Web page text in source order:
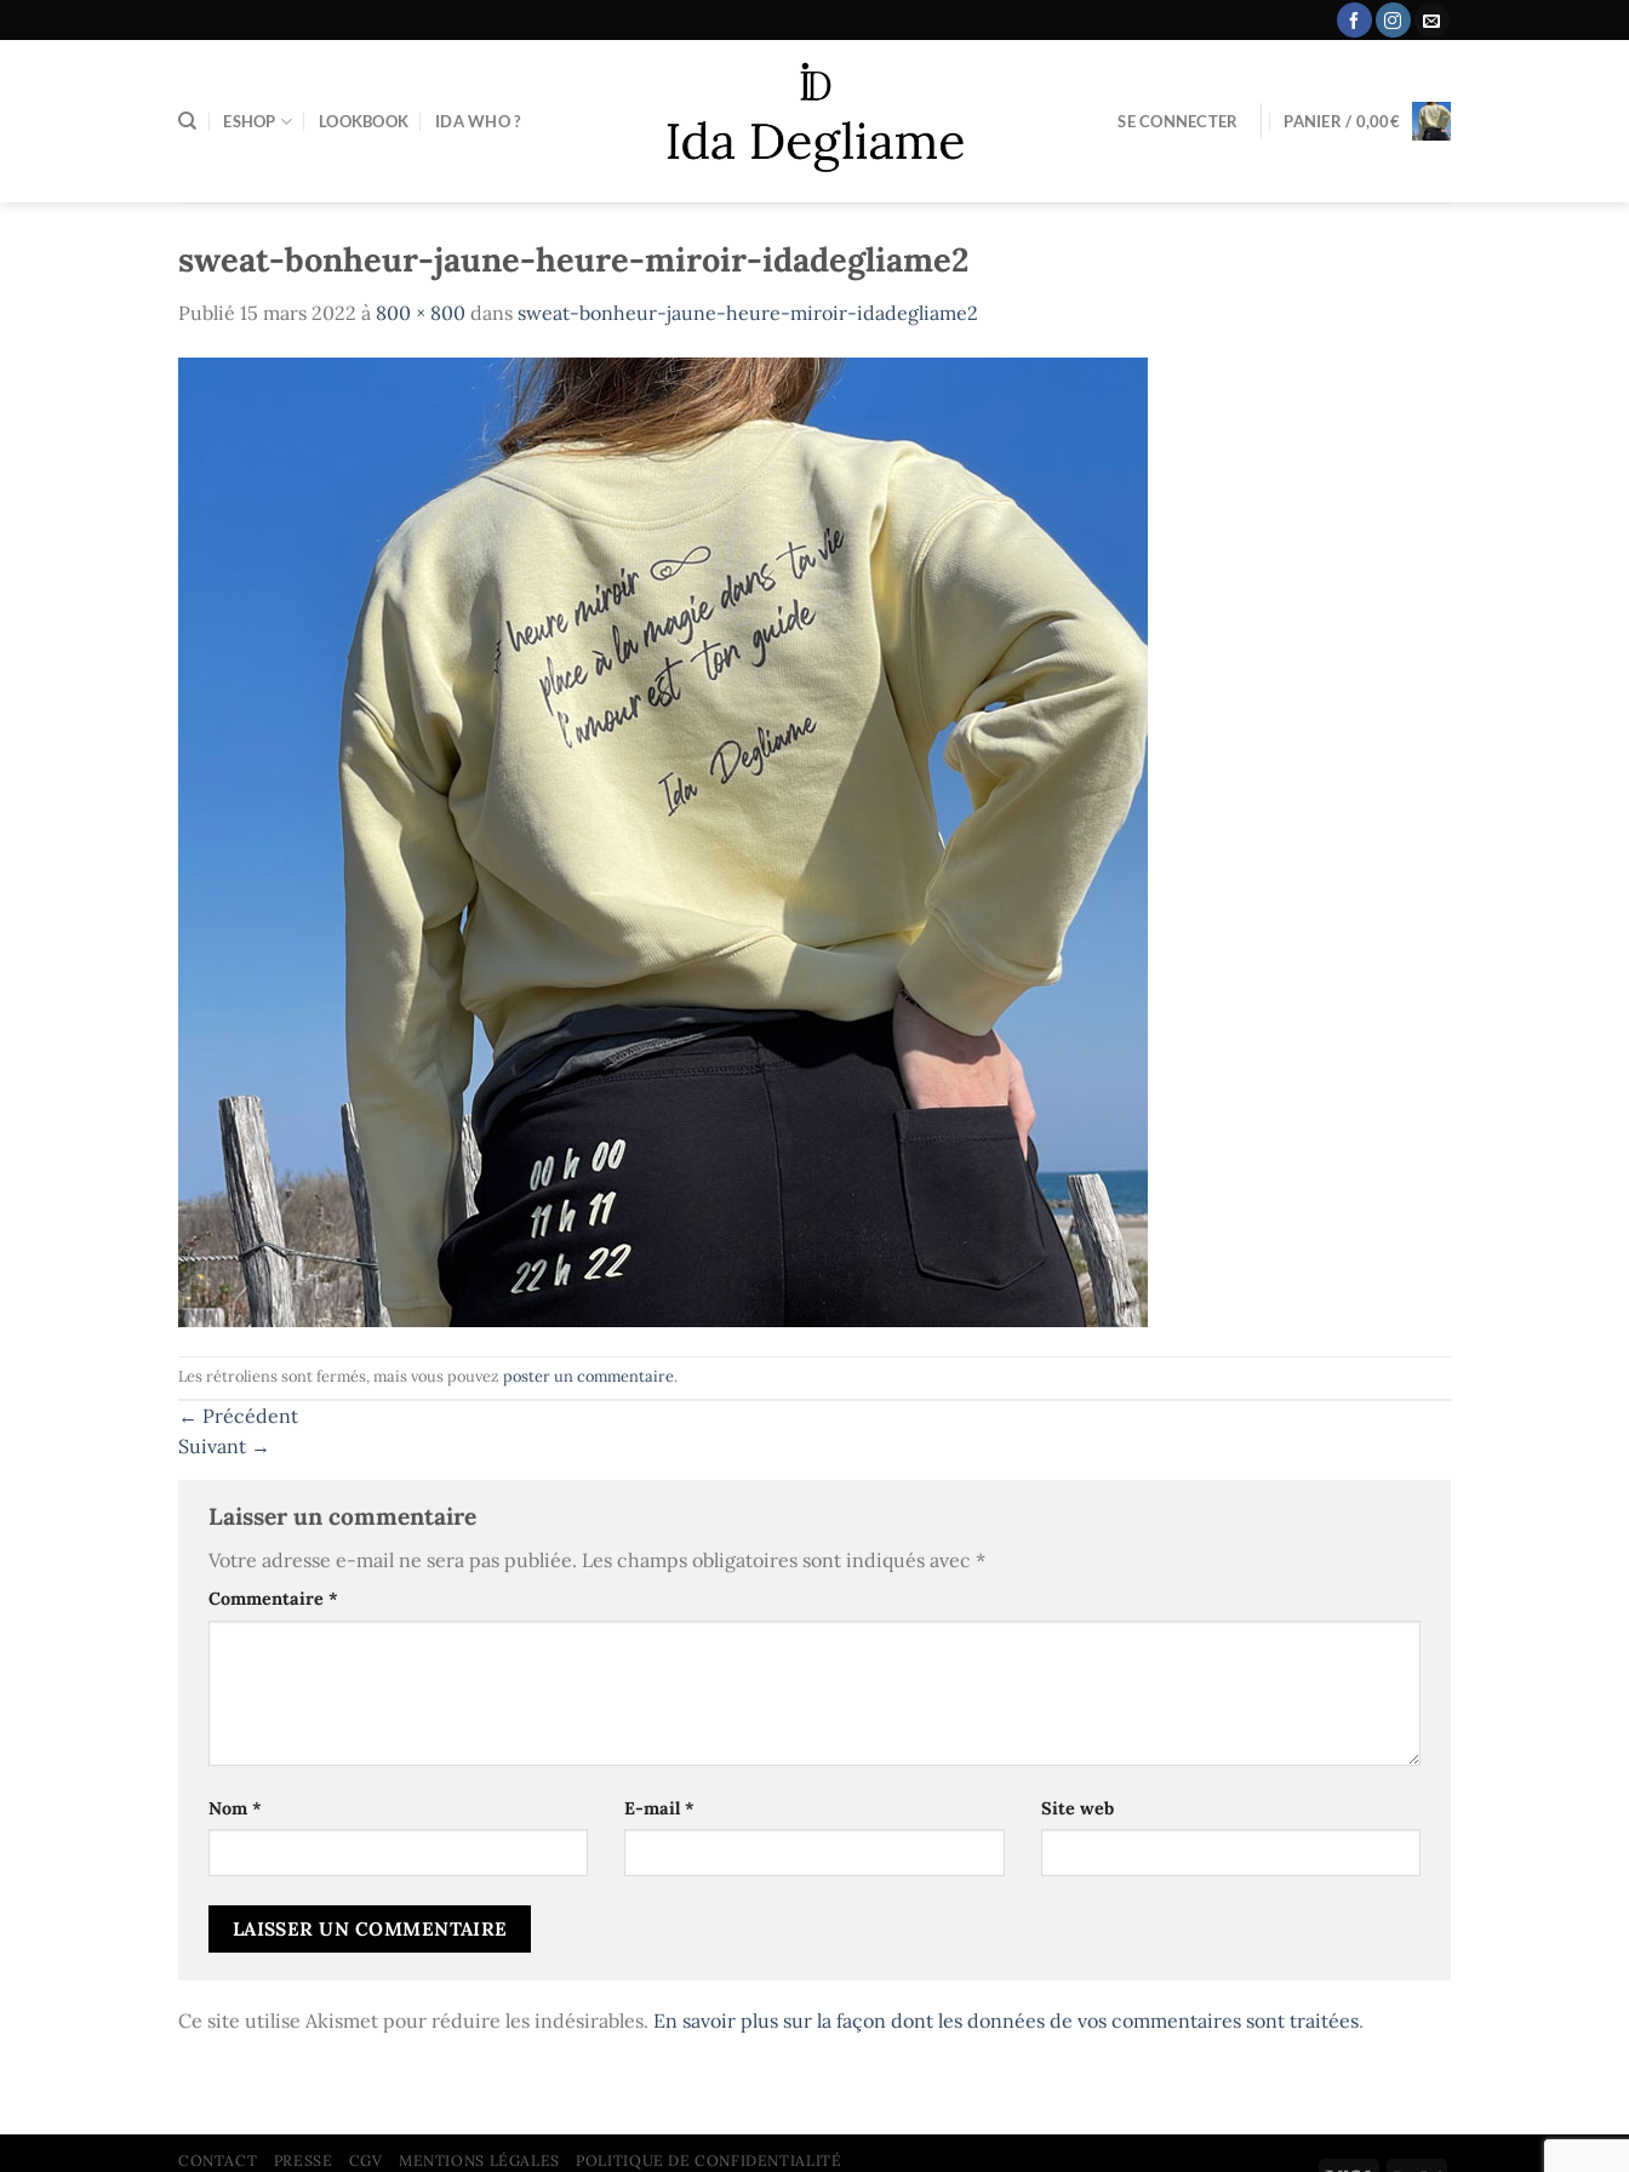
au
ESHOP LOOKBOOK IDA WHO ? SE CONNECTER PANIER / 0,00€
sweat-bonheur-jaune-heure-miroir-idadegliame2
Publié 15 mars 2022 à 800 × 800 dans sweat-bonheur-jaune-heure-miroir-idadegliame2
Les rétroliens sont fermés, mais vous pouvez poster un commentaire.
← Précédent
Suivant →
Laisser un commentaire
Votre adresse e-mail ne sera pas publiée. Les champs obligatoires sont indiqués avec *
Commentaire *
Nom * E-mail* Site web
Ce site utilise Akismet pour réduire les indésirables. En savoir plus sur la façon dont les données de vos commentaires sont traitées.
CONTACT PRESSE CGV MENTIONS LÉGALES POLITIQUE DE CONFIDENTIALITÉ